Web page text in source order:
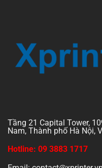
Tầng 21 Capital Tower,
Nam, Thành phố Hà Nội,
Hotline: 09 3883 1717